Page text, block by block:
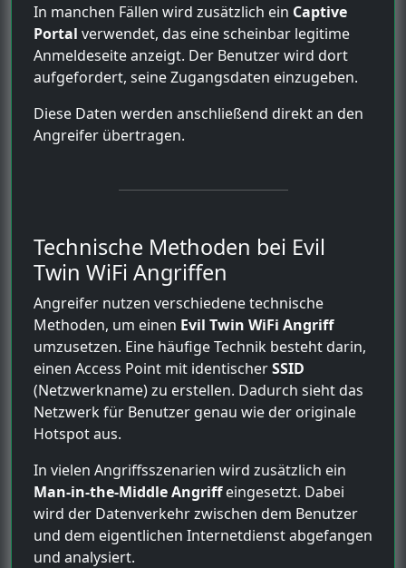
In manchen Fällen wird zusätzlich ein Captive
Portal verwendet, das eine scheinbar legitime
Anmeldeseite anzeigt. Der Benutzer wird dort
aufgefordert, seine Zugangsdaten einzugeben.
Diese Daten werden anschließend direkt an den
Angreifer übertragen.
Technische Methoden bei Evil
Twin WiFi Angriffen
Angreifer nutzen verschiedene technische
Methoden, um einen Evil Twin WiFi Angriff
umzusetzen. Eine häufige Technik besteht darin,
einen Access Point mit identischerSSID
(Netzwerkname) zu erstellen. Dadurch sieht das
Netzwerk für Benutzer genau wie der originale
Hotspot aus.
In vielen Angriffsszenarien wird zusätzlich ein
Man-in-the-Middle Angriffeingesetzt. Dabei
wird der Datenverkehr zwischen dem Benutzer
und dem eigentlichen Internetdienst abgefangen
und analysiert.